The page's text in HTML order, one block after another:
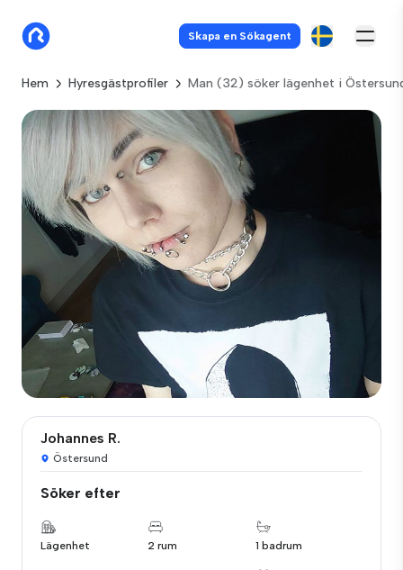
Skapa en Sökagent
Hem Hyresgästprofiler Man (32) söker lägenhet i
Johannes R.
Östersund
Söker efter
Lägenhet 2 rum 1 badrum